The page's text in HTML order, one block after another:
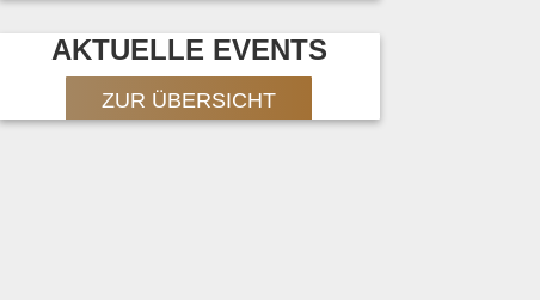
AKTUELLE EVENTS
ZUR ÜBERSICHT